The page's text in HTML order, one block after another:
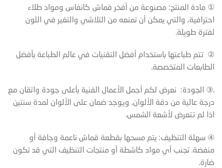
① مادة المنتج: مصنوعة من أفخر قماش كانفاس ومواد طلاء
احترافية، والتي يمكن أن تمنعه من التلاشي والتغير في اللون
لفترة طويلة.
② تتم طباعتها باستخدام أفضل التقنيات في عالم الطباعة بأفضل
الطابعات المتخصصة.
.③ الجودة: نعرض لكم أجمل الأعمال الفنية بأعلى جودة واتقان مع
درجة عالية من دقة الألوان. ويوجد ضمان على الألوان لمدة سنتين
اذا لم تتعرض لأشعة الشمس.
④ سهلة التنظيف: يتم مسحها بقطعة قماش ناعمة وجافة أو
منفضة. تجنب أي مواد كاشطة أو منتجات التنظيف التي قد تكون
ضارة.